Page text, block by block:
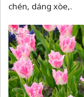
chén, dáng xòe,.